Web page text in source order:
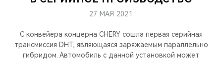
КРОССОВЕРЫ
КРЕДИТ И СТРАХОВАНИЕ
ЗАПЧАСТИ И АКСЕССУАРЫ
ПОДДЕРЖКА
О БРЕНДЕ
CHERY В СОЦСЕТЯХ
КРЕДИТ
МЫ В СОЦСЕТЯХ
27 МАЯ 2021
C конвейера концерна CHERY сошла первая серийная
трансмиссия DHT, являющаяся заряжаемым параллельно
гибридом. Автомобиль с данной установкой может